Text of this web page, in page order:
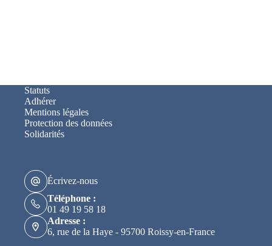
Statuts
Adhérer
Mentions légales
Protection des données
Solidarités
Écrivez-nous
Téléphone :
01 49 19 58 18
Adresse :
6, rue de la Haye - 95700 Roissy-en-France